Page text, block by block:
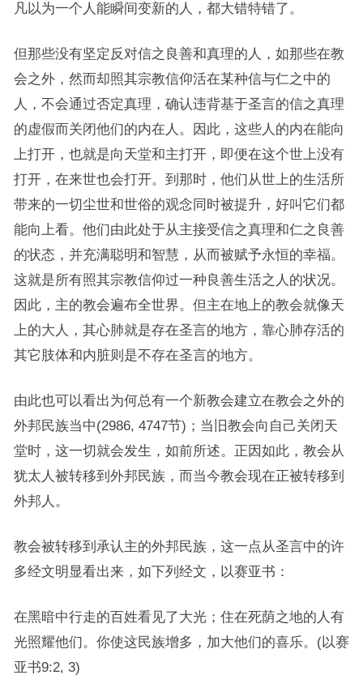
凡以为一个人能瞬间变新的人，都大错特错了。
但那些没有坚定反对信之良善和真理的人，如那些在教
会之外，然而却照其宗教信仰活在某种信与仁之中的
人，不会通过否定真理，确认违背基于圣言的信之真理
的虚假而关闭他们的内在人。因此，这些人的内在能向
上打开，也就是向天堂和主打开，即便在这个世上没有
打开，在来世也会打开。到那时，他们从世上的生活所
带来的一切尘世和世俗的观念同时被提升，好叫它们都
能向上看。他们由此处于从主接受信之真理和仁之良善
的状态，并充满聪明和智慧，从而被赋予永恒的幸福。
这就是所有照其宗教信仰过一种良善生活之人的状况。
因此，主的教会遍布全世界。但主在地上的教会就像天
上的大人，其心肺就是存在圣言的地方，靠心肺存活的
其它肢体和内脏则是不存在圣言的地方。
由此也可以看出为何总有一个新教会建立在教会之外的
外邦民族当中(2986, 4747节)；当旧教会向自己关闭天
堂时，这一切就会发生，如前所述。正因如此，教会从
犹太人被转移到外邦民族，而当今教会现在正被转移到
外邦人。
教会被转移到承认主的外邦民族，这一点从圣言中的许
多经文明显看出来，如下列经文，以赛亚书：
在黑暗中行走的百姓看见了大光；住在死荫之地的人有
光照耀他们。你使这民族增多，加大他们的喜乐。(以赛
亚书9:2, 3)